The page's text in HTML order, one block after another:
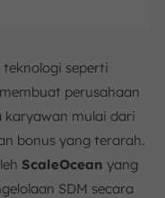
seperti
perusahaan
karyawan mulai dari
bonus yang terarah.
ScaleOcean yang
SDM secara